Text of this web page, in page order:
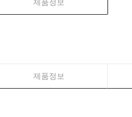
제품정보
제품정보